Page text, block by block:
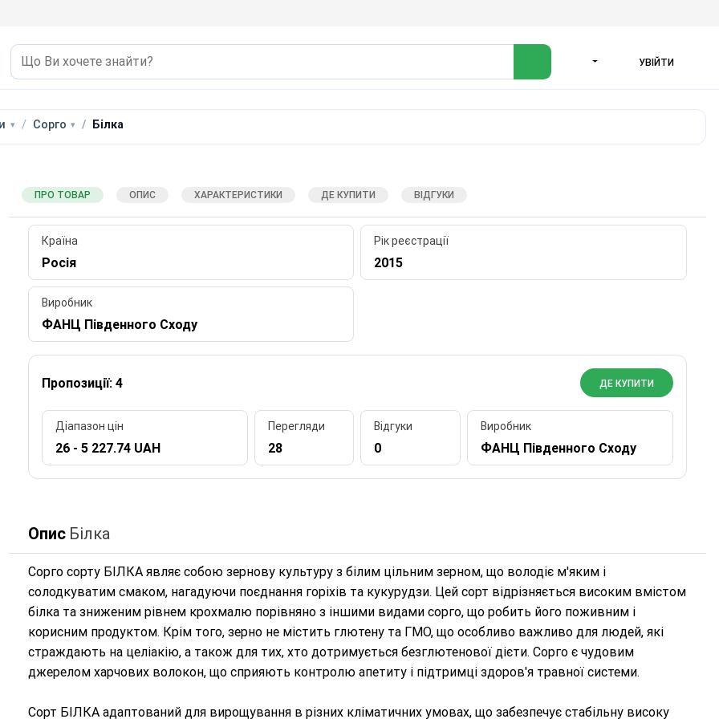
УВІЙТИ
Сорго Білка
ПРО ТОВАР ОПИС ХАРАКТЕРИСТИКИ ДЕ КУПИТИ ВІДГУКИ
Країна
Росія
Рік реєстрації
2015
Виробник
ФАНЦ Південного Сходу
Пропозиції: 4 ДЕ КУПИТИ
Діапазон цін
26 - 5 227.74 UAH
Перегляди
28
Відгуки
0
Виробник
ФАНЦ Південного Сходу
Опис Білка
Сорго сорту БІЛКА являє собою зернову культуру з білим цільним зерном, що володіє м'яким і
солодкуватим смаком, нагадуючи поєднання горіхів та кукурудзи. Цей сорт відрізняється високим вмістом
білка та зниженим рівнем крохмалю порівняно з іншими видами сорго, що робить його поживним і
корисним продуктом. Крім того, зерно не містить глютену та ГМО, що особливо важливо для людей, які
страждають на целіакію, а також для тих, хто дотримується безглютенової дієти. Сорго є чудовим
джерелом харчових волокон, що сприяють контролю апетиту і підтримці здоров'я травної системи.
Сорт БІЛКА адаптований для вирощування в різних кліматичних умовах, що забезпечує стабільну високу